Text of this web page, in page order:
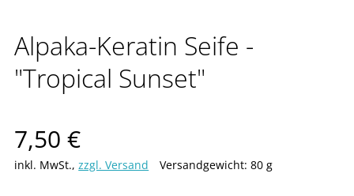
Alpaka-Keratin Seife -
"Tropical Sunset"
Verkaufspreis: 7,50 €
7,50 €
inkl. MwSt.,zzgl. Versand Versandgewicht: 80 g